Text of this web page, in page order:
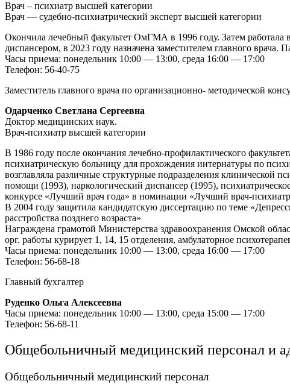
Врач – психиатр высшей категории
Врач — судебно-психиатрический эксперт высшей категории
Окончила лечебный факультет ОмГМА в 1996 году. Затем
диспансером, в 2023 году назначена заместителем главного
Часы приема: понедельник 10:00 — 13:00, среда 16:00 — 17:00
Телефон: 56-40-75
Заместитель главного врача по организационно- методической
Одарченко Светлана Сергеевна
Доктор медицинских наук.
Врач-психиатр высшей категории
В 1986 году после окончания лечебно-профилактического
психиатрическую больницу для прохождения интернатуры по
возглавляла различные структурные подразделения клинической
помощи (1993), наркологический диспансер (1995),
конкурсе «Лучший врач года» в номинации «Лучший врач-
В 2004 году защитила кандидатскую диссертацию по теме
расстройства позднего возраста»
Награждена грамотой Министерства здравоохранения Омской
орг. работы курирует 1, 14, 15 отделения, амбулаторное
Часы приема: понедельник 10:00 — 13:00, среда 16:00 — 17:00
Телефон: 56-68-18
Главный бухгалтер
Руденко Ольга Алексеевна
Часы приема: понедельник 10:00 — 13:00, среда 15:00 — 17:00
Телефон: 56-68-11
Общебольничный медицинский персонал и
Общебольничный медицинский персонал